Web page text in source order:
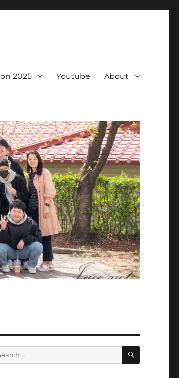
2025 Youtube About
SEARCH